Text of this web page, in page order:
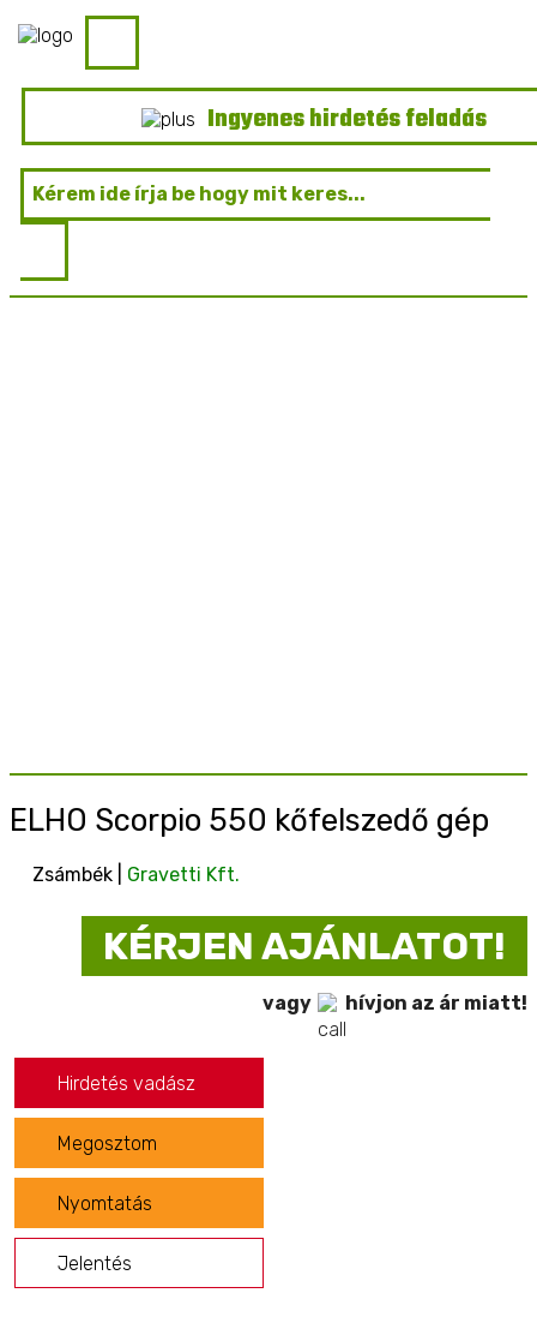
Ingyenes hirdetés feladás
ELHO Scorpio 550 kőfelszedő gép
Zsámbék | Gravetti Kft.
KÉRJEN AJÁNLATOT!
vagy hívjon az ár miatt!
Hirdetés vadász
Megosztom
Nyomtatás
Jelentés